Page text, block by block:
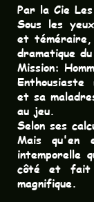
Par la Cie
Sous les
et
dramatique
Mission:
Enthousiaste
et sa
au jeu.
Selon ses
Mais qu'en
intemporelle
côté et fait
magnifique.